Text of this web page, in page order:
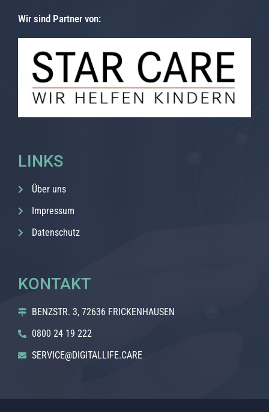
Wir sind Partner von:
LINKS
Über uns
Impressum
Datenschutz
KONTAKT
BENZSTR. 3, 72636 FRICKENHAUSEN
0800 24 19 222
SERVICE@DIGITALLIFE.CARE